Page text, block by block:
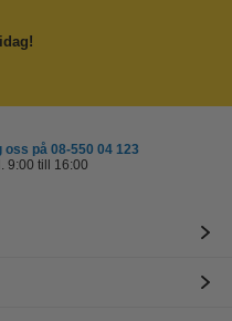
på 08-550 04 123
9:00 till 16:00